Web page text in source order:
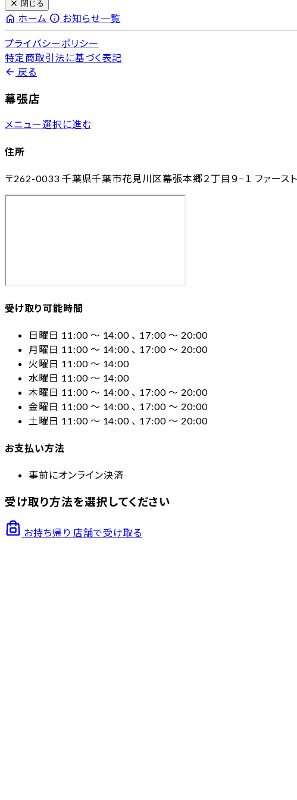
close 閉じる
home ホーム info お知らせ一覧
プライバシーポリシー
特定商取引法に基づく表記
arrow_back 戻る
幕張店
メニュー選択に進む
住所
〒262-0033 千葉県千葉市花見川区幕張本郷２丁目９−１ ファース
受け取り可能時間
日曜日 11:00 〜 14:00 、 17:00 〜 20:00
月曜日 11:00 〜 14:00 、 17:00 〜 20:00
火曜日 11:00 〜 14:00
水曜日 11:00 〜 14:00
木曜日 11:00 〜 14:00 、 17:00 〜 20:00
金曜日 11:00 〜 14:00 、 17:00 〜 20:00
土曜日 11:00 〜 14:00 、 17:00 〜 20:00
お支払い方法
事前にオンライン決済
受け取り方法を選択してください
お持ち帰り 店舗で受け取る